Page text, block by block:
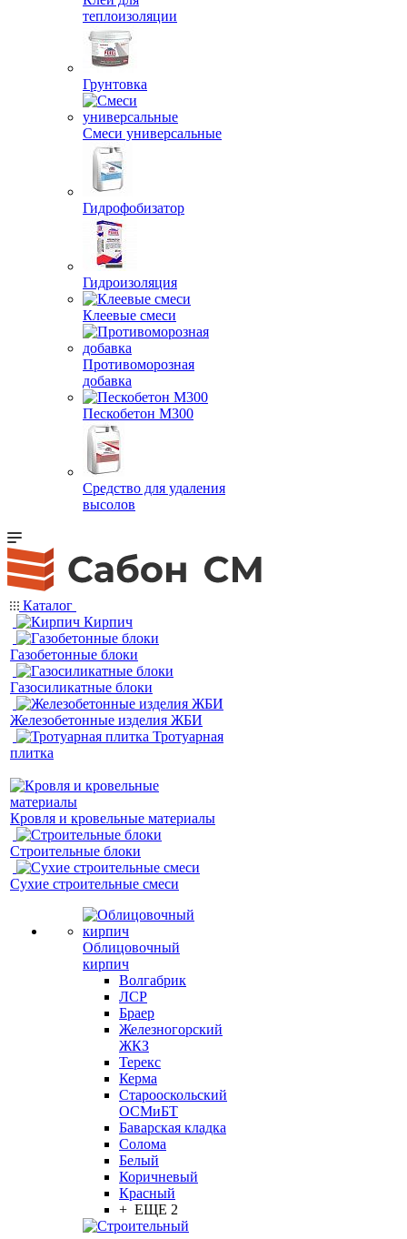
теплоизоляции
Грунтовка
Смеси универсальные
Гидрофобизатор
Гидроизоляция
Клеевые смеси
Противоморозная
добавка
Пескобетон М300
Средство для удаления
высолов
Каталог
Кирпич
Газобетонные блоки
Газосиликатные блоки
Железобетонные изделия ЖБИ
Тротуарная
плитка
Кровля и кровельные материалы
Строительные блоки
Сухие строительные смеси
Облицовочный
кирпич
Волгабрик
ЛСР
Браер
Железногорский
ЖКЗ
Терекс
Керма
Старооскольский
ОСМиБТ
Баварская кладка
Солома
Белый
Коричневый
Красный
+ ЕЩЕ 2